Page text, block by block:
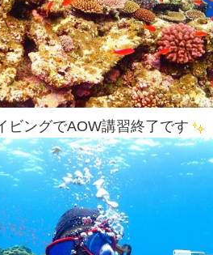
ビングでAOW講習終了です